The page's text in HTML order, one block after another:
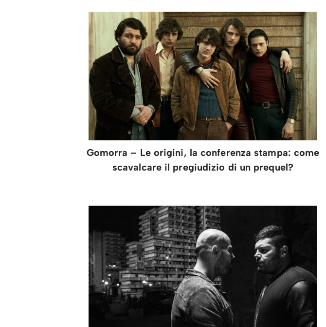
Gomorra – Le origini, la conferenza stampa: come
scavalcare il pregiudizio di un prequel?